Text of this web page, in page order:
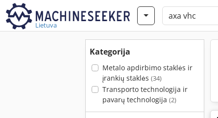
Lietuva
Kategorija
Metalo apdirbimo staklės ir
įrankių staklės (34)
Transporto technologija ir
pavarų technologija (2)